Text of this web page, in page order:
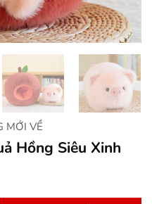
MỚI VỀ
Hồng Siêu Xinh